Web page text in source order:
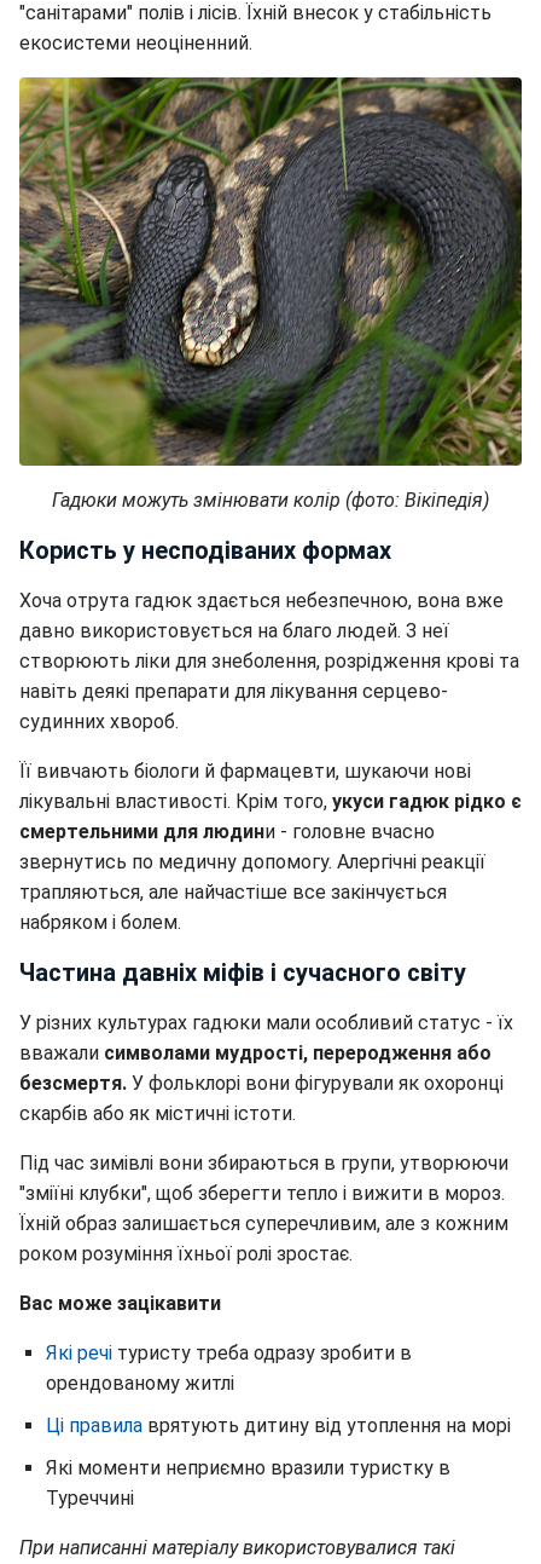
"санітарами" полів і лісів. Їхній внесок у стабільність
екосистеми неоціненний.
Гадюки можуть змінювати колір (фото: Вікіпедія)
Користь у несподіваних формах
Хоча отрута гадюк здається небезпечною, вона вже
давно використовується на благо людей. З неї
створюють ліки для знеболення, розрідження крові та
навіть деякі препарати для лікування серцево-
судинних хвороб.
Її вивчають біологи й фармацевти, шукаючи нові
лікувальні властивості. Крім того, укуси гадюк рідко є
смертельними для людини - головне вчасно
звернутись по медичну допомогу. Алергічні реакції
трапляються, але найчастіше все закінчується
набряком і болем.
Частина давніх міфів і сучасного світу
У різних культурах гадюки мали особливий статус - їх
вважали символами мудрості, переродження або
безсмертя. У фольклорі вони фігурували як охоронці
скарбів або як містичні істоти.
Під час зимівлі вони збираються в групи, утворюючи
"зміїні клубки", щоб зберегти тепло і вижити в мороз.
Їхній образ залишається суперечливим, але з кожним
роком розуміння їхньої ролі зростає.
Вас може зацікавити
Які речі туристу треба одразу зробити в
орендованому житлі
Ці правила врятують дитину від утоплення на морі
Які моменти неприємно вразили туристку в
Туреччині
При написанні матеріалу використовувалися такі